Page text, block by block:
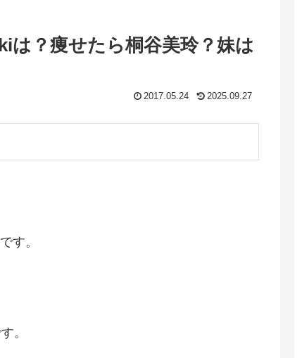
？痩せたら桐谷美玲？妹は
2017.05.24 2025.09.27
す。
。